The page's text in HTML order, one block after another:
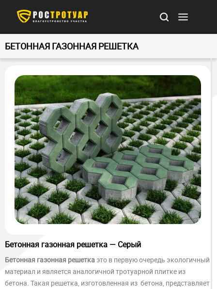
БЕТОННАЯ ГАЗОННАЯ РЕШЕТКА
Бетонная газонная решетка — Серый
Бетонная газонная решетка это в первую очередь экологичный
материал и является аналогичной тротуарной плитке из
бетона. Такая решетка, изготовленная из бетона, представляет